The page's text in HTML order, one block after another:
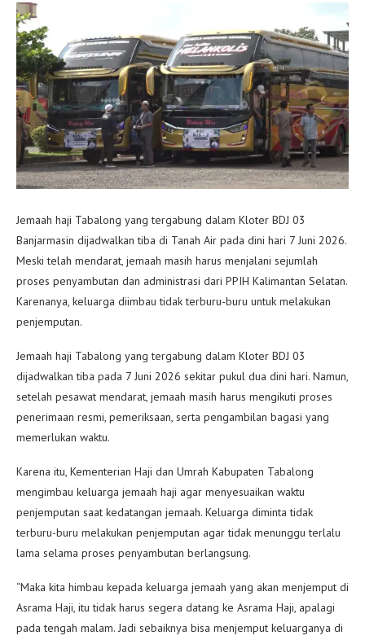
Jemaah haji Tabalong yang tergabung dalam Kloter BDJ 03
Banjarmasin dijadwalkan tiba di Tanah Air pada dini hari 7 Juni 2026.
Meski telah mendarat, jemaah masih harus menjalani sejumlah
proses penyambutan dan administrasi dari PPIH Kalimantan Selatan.
Karenanya, keluarga diimbau tidak terburu-buru untuk melakukan
penjemputan.
Jemaah haji Tabalong yang tergabung dalam Kloter BDJ 03
dijadwalkan tiba pada 7 Juni 2026 sekitar pukul dua dini hari. Namun,
setelah pesawat mendarat, jemaah masih harus mengikuti proses
penerimaan resmi, pemeriksaan, serta pengambilan bagasi yang
memerlukan waktu.
Karena itu, Kementerian Haji dan Umrah Kabupaten Tabalong
mengimbau keluarga jemaah haji agar menyesuaikan waktu
penjemputan saat kedatangan jemaah. Keluarga diminta tidak
terburu-buru melakukan penjemputan agar tidak menunggu terlalu
lama selama proses penyambutan berlangsung.
“Maka kita himbau kepada keluarga jemaah yang akan menjemput di
Asrama Haji, itu tidak harus segera datang ke Asrama Haji, apalagi
pada tengah malam. Jadi sebaiknya bisa menjemput keluarganya di